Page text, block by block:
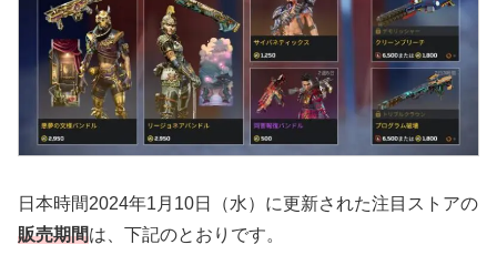
日本時間2024年1月10日（水）に更新された注目ストアの
販売期間は、下記のとおりです。